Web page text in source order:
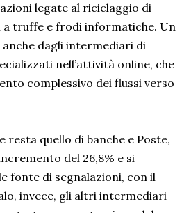
legate al riciclaggio di
truffe e frodi informatiche. Un
dagli intermediari di
nell’attività online, che
complessivo dei flussi verso
quello di banche e Poste,
del 26,8% e si
fonte di segnalazioni, con il
invece, gli altri intermediari